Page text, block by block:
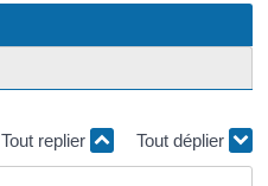
Tout replier Tout déplier